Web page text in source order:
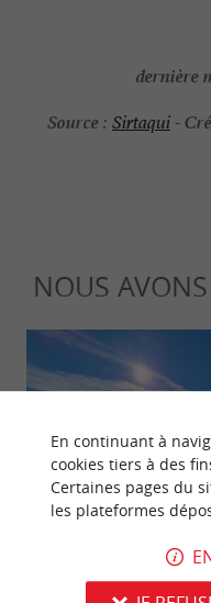
dernière
Source : Sirtaqui-
NOUS AVONS
3 raisons d’aller dans
profiter de l’été Indien
Séjours / Weekend
En continuant à
cookies tiers à des
Certaines pages du
les plateformes